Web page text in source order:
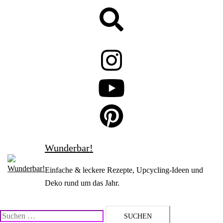
Wunderbar!
Einfache & leckere Rezepte, Upcycling-Ideen und
Deko rund um das Jahr.
Suchen